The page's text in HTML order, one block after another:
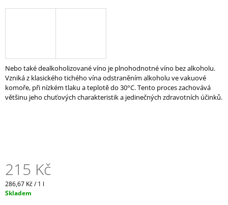
Nebo také dealkoholizované víno je plnohodnotné víno bez alkoholu.
Vzniká z klasického tichého vína odstraněním alkoholu ve vakuové
komoře, při nízkém tlaku a teplotě do 30°C. Tento proces zachovává
většinu jeho chuťových charakteristik a jedinečných zdravotních účinků.
215 Kč
Měrná
cena:
286,67 Kč / 1 l
Skladem
D
O
P
O
R
E
VERDEJO
ILUSIONISTA,